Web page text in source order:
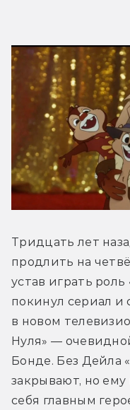
Тридцать лет
продлить на
устав играть
покинул сериал и
в новом
Нуля» —
Бонде. Без Дейла
закрывают, но ему
себя главным